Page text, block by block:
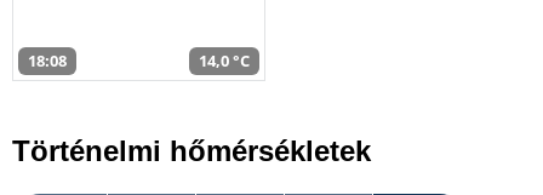
18:08 14,0 °C
Történelmi hőmérsékletek